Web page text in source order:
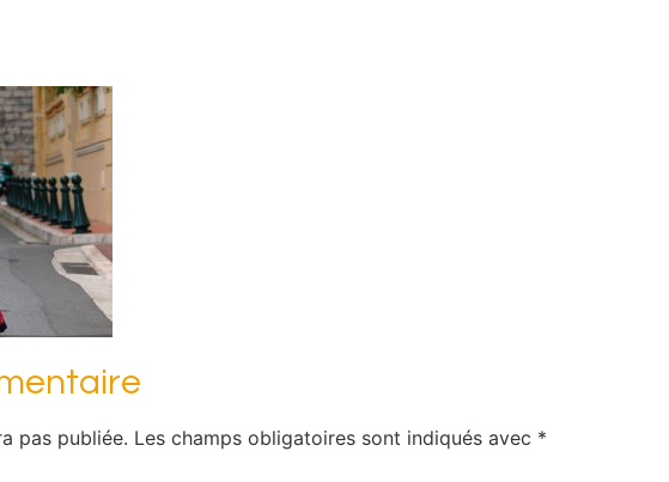
pas publiée. Les champs obligatoires sont indiqués avec *